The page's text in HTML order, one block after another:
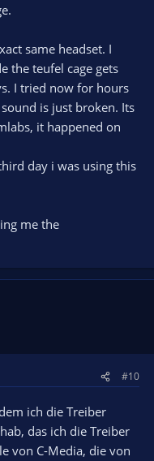
same headset. I
the teufel cage gets
I tried now for hours
is just broken. Its
it happened on
day i was using this
me the
#10
ich die Treiber
das ich die Treiber
von C-Media, die von